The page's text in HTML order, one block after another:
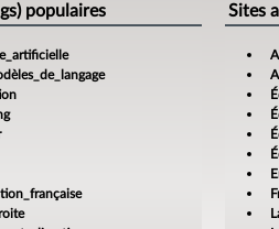
populaires Sites